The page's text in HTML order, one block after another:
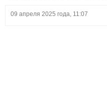
09 апреля 2025 года, 11:07